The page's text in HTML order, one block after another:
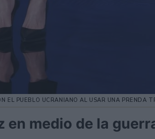
EL PUEBLO UCRANIANO AL USAR UNA PRENDA
en medio de la